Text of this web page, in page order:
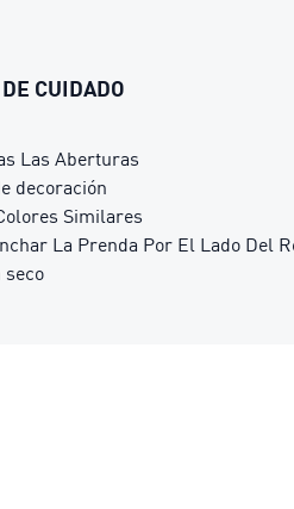
CUIDADO
Las Aberturas
decoración
Similares
La Prenda Por El Lado Del
seco